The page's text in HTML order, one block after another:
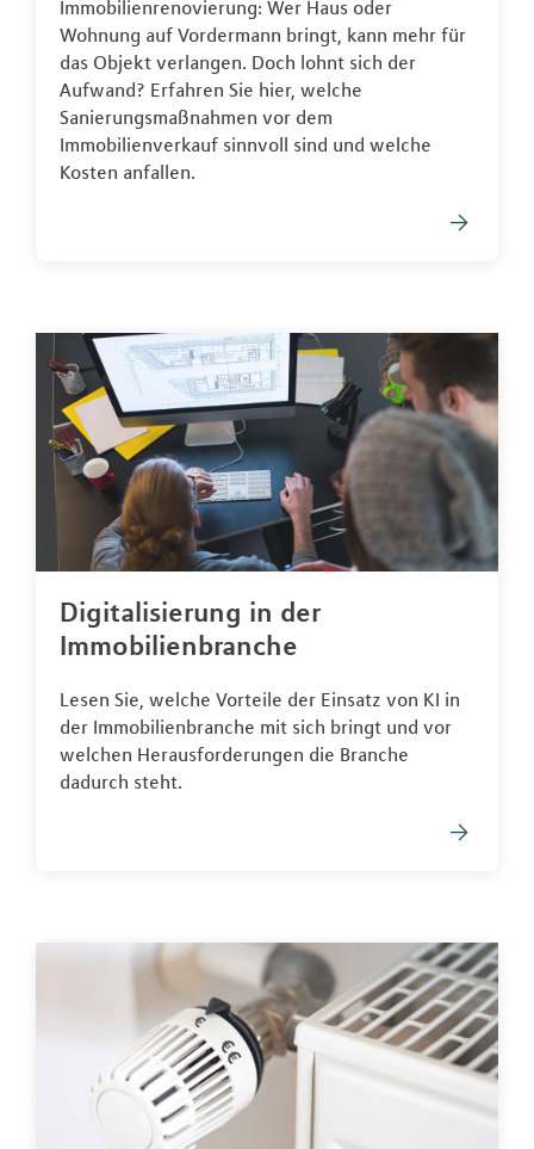
Immobilienrenovierung: Wer Haus oder
Wohnung auf Vordermann bringt, kann mehr für
das Objekt verlangen. Doch lohnt sich der
Aufwand? Erfahren Sie hier, welche
Sanierungsmaßnahmen vor dem
Immobilienverkauf sinnvoll sind und welche
Kosten anfallen.
Digitalisierung in der
Immobilienbranche
Lesen Sie, welche Vorteile der Einsatz von KI in
der Immobilienbranche mit sich bringt und vor
welchen Herausforderungen die Branche
dadurch steht.